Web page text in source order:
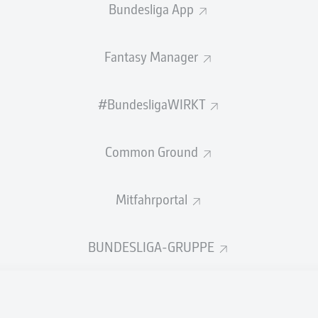
Bundesliga App
Fantasy Manager
#BundesligaWIRKT
Common Ground
Mitfahrportal
BUNDESLIGA-GRUPPE